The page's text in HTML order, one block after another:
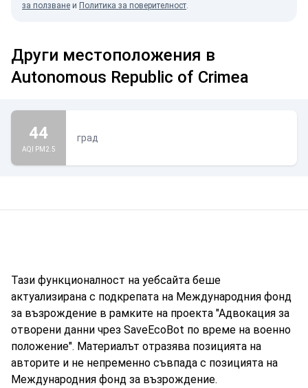
за ползване и Политика за поверителност.
Други местоположения в
Autonomous Republic of Crimea
44
AQI PM2.5
град
Тази функционалност на уебсайта беше
актуализирана с подкрепата на Международния фонд
за възрождение в рамките на проекта "Адвокация за
отворени данни чрез SaveEcoBot по време на военно
положение". Материалът отразява позицията на
авторите и не непременно съвпада с позицията на
Международния фонд за възрождение.